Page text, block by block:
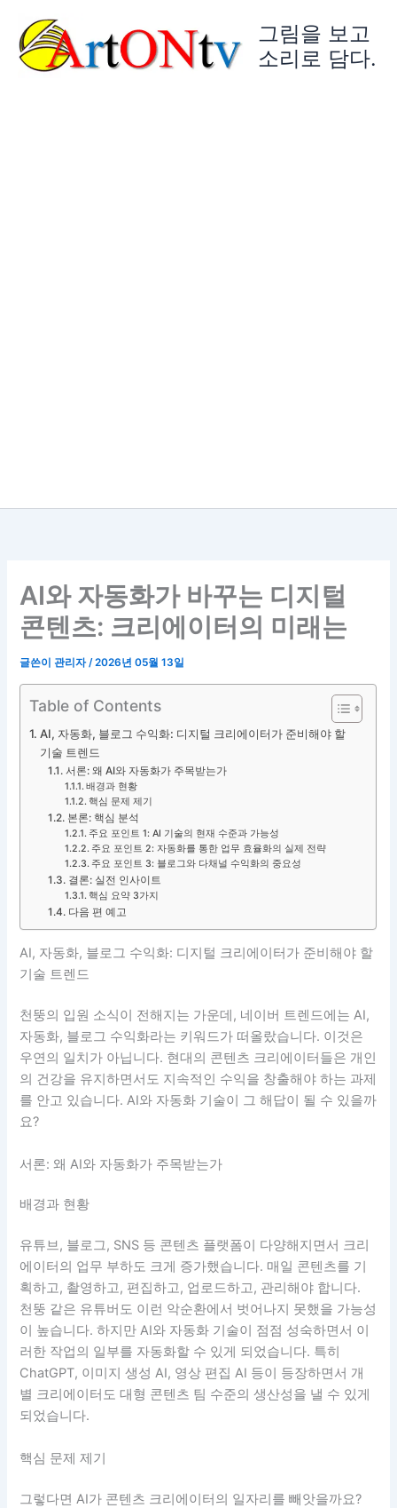
그림을 보고
소리로 담다.
AI와 자동화가 바꾸는 디지털
콘텐츠: 크리에이터의 미래는
글쓴이관리자/2026년 05월 13일
Table of Contents
AI, 자동화, 블로그 수익화: 디지털 크리에이터가 준비해야 할
기술 트렌드
서론: 왜 AI와 자동화가 주목받는가
배경과 현황
핵심 문제 제기
본론: 핵심 분석
주요 포인트 1: AI 기술의 현재 수준과 가능성
주요 포인트 2: 자동화를 통한 업무 효율화의 실제 전략
주요 포인트 3: 블로그와 다채널 수익화의 중요성
결론: 실전 인사이트
핵심 요약 3가지
다음 편 예고
AI, 자동화, 블로그 수익화: 디지털 크리에이터가 준비해야 할
기술 트렌드
천뚱의 입원 소식이 전해지는 가운데, 네이버 트렌드에는 AI,
자동화, 블로그 수익화라는 키워드가 떠올랐습니다. 이것은
우연의 일치가 아닙니다. 현대의 콘텐츠 크리에이터들은 개인
의 건강을 유지하면서도 지속적인 수익을 창출해야 하는 과제
를 안고 있습니다. AI와 자동화 기술이 그 해답이 될 수 있을까
요?
서론: 왜 AI와 자동화가 주목받는가
배경과 현황
유튜브, 블로그, SNS 등 콘텐츠 플랫폼이 다양해지면서 크리
에이터의 업무 부하도 크게 증가했습니다. 매일 콘텐츠를 기
획하고, 촬영하고, 편집하고, 업로드하고, 관리해야 합니다.
천뚱 같은 유튜버도 이런 악순환에서 벗어나지 못했을 가능성
이 높습니다. 하지만 AI와 자동화 기술이 점점 성숙하면서 이
러한 작업의 일부를 자동화할 수 있게 되었습니다. 특히
ChatGPT, 이미지 생성 AI, 영상 편집 AI 등이 등장하면서 개
별 크리에이터도 대형 콘텐츠 팀 수준의 생산성을 낼 수 있게
되었습니다.
핵심 문제 제기
그렇다면 AI가 콘텐츠 크리에이터의 일자리를 빼앗을까요?